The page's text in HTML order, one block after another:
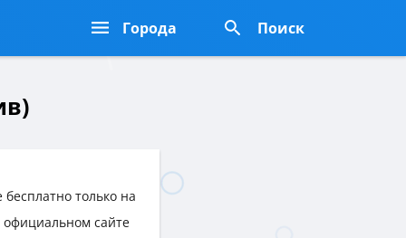
Города Поиск
только на
официальном сайте